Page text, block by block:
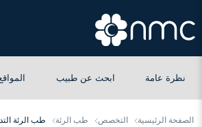
نظرة عامة ابحث عن طبيب
الصفحة الرئيسية التخصص طب الرئة طب الرئة